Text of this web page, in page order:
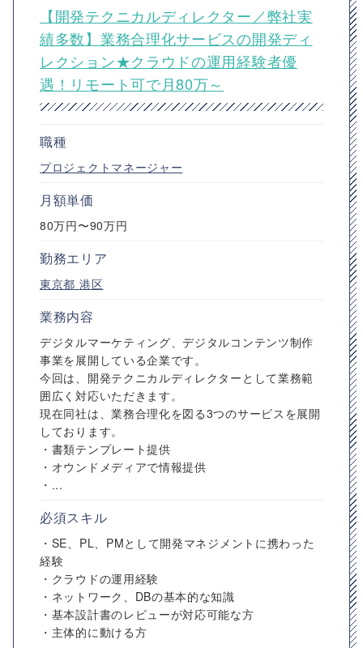
【開発テクニカルディレクター／弊社実
績多数】業務合理化サービスの開発ディ
レクション★クラウドの運用経験者優
遇！リモート可で月80万～
職種
プロジェクトマネージャー
月額単価
80万円〜90万円
勤務エリア
東京都 港区
業務内容
デジタルマーケティング、デジタルコンテンツ制作
事業を展開している企業です。
今回は、開発テクニカルディレクターとして業務範
囲広く対応いただきます。
現在同社は、業務合理化を図る3つのサービスを展開
しております。
・書類テンプレート提供
・オウンドメディアで情報提供
・...
必須スキル
・SE、PL、PMとして開発マネジメントに携わった
経験
・クラウドの運用経験
・ネットワーク、DBの基本的な知識
・基本設計書のレビューが対応可能な方
・主体的に動ける方